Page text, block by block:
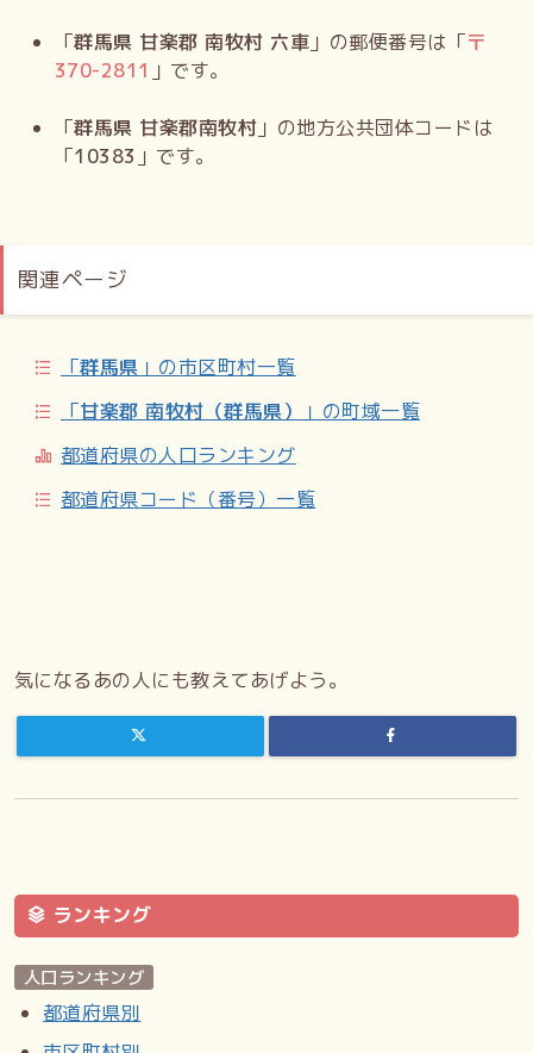
「群馬県 甘楽郡 南牧村 六車 」の郵便番号は「〒
370-2811 」です。
「群馬県 甘楽郡南牧村 」の地方公共団体コードは
「10383 」です。
関連ページ
「群馬県 」の市区町村一覧
「甘楽郡 南牧村（群馬県）
」の町域一覧
都道府県の人口ランキング
都道府県コード（番号）一覧
気になるあの人にも教えてあげよう。
ランキング
人口ランキング
都道府県別